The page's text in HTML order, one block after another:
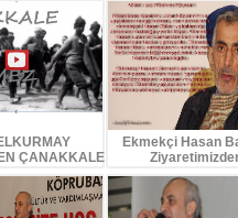
ÇANAKKALE
Ekmekçi Hasan